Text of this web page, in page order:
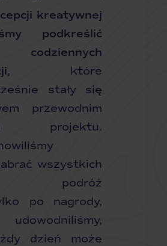
kreatywnej
podkreślić
codziennych
, które
stały się
przewodnim
projektu.
wszystkich
po nagrody,
dzień może